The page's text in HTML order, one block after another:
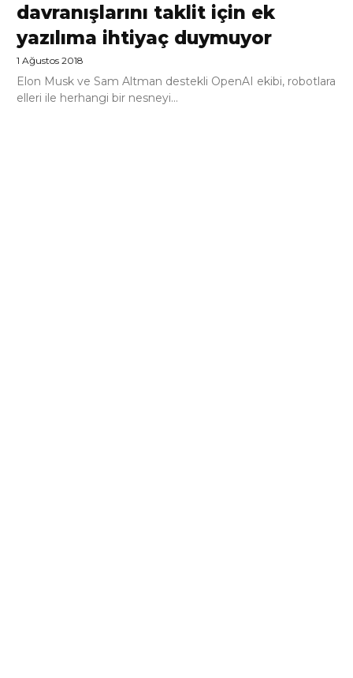
davranışlarını taklit için ek
yazılıma ihtiyaç duymuyor
1 Ağustos 2018
Elon Musk ve Sam Altman destekli OpenAI ekibi, robotlara
elleri ile herhangi bir nesneyi...